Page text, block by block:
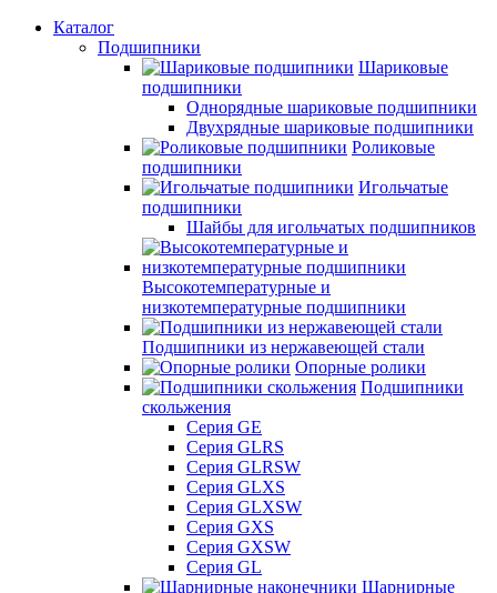
Каталог
Подшипники
Шариковые
подшипники
Однорядные шариковые подшипники
Двухрядные шариковые подшипники
Роликовые
подшипники
Игольчатые
подшипники
Шайбы для игольчатых подшипников
Высокотемпературные и
низкотемпературные подшипники
Подшипники из нержавеющей стали
Опорные ролики
Подшипники
скольжения
Серия GE
Серия GLRS
Серия GLRSW
Серия GLXS
Серия GLXSW
Серия GXS
Серия GXSW
Серия GL
Шарнирные